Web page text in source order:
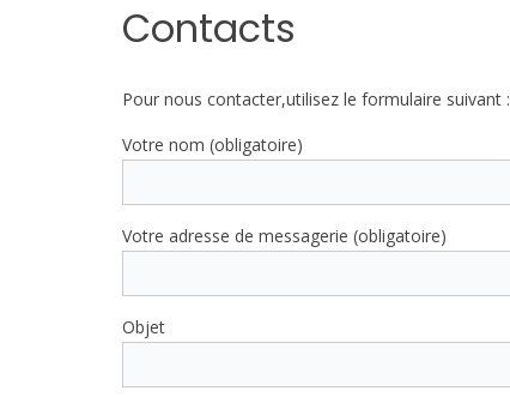
Contacts
Pour nous contacter,utilisez le formulaire suivant :
Votre nom (obligatoire)
Votre adresse de messagerie (obligatoire)
Objet